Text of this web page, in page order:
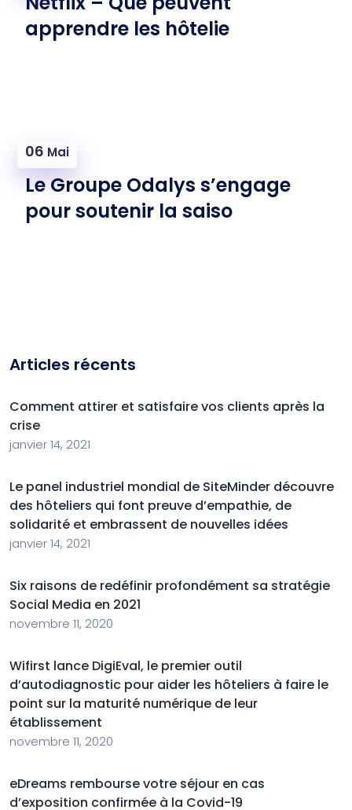
apprendre les hôtelie
06 Mai
Le Groupe Odalys s’engage
pour soutenir la saiso
Articles récents
Comment attirer et satisfaire vos clients après la
crise
janvier 14, 2021
Le panel industriel mondial de SiteMinder découvre
des hôteliers qui font preuve d’empathie, de
solidarité et embrassent de nouvelles idées
janvier 14, 2021
Six raisons de redéfinir profondément sa stratégie
Social Media en 2021
novembre 11, 2020
Wifirst lance DigiEval, le premier outil
d’autodiagnostic pour aider les hôteliers à faire le
point sur la maturité numérique de leur
établissement
novembre 11, 2020
eDreams rembourse votre séjour en cas
d’exposition confirmée à la Covid-19